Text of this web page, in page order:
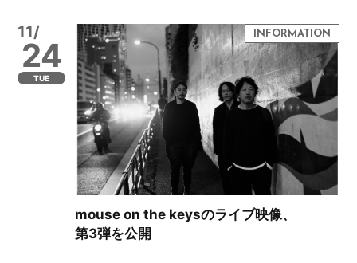
11/
24
TUE
mouse on the keysのライブ映像、
第3弾を公開